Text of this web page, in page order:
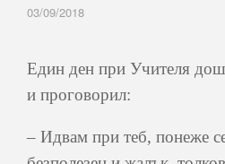
03/09/2018
Един ден при Учителя
и проговорил:
– Идвам при теб, понеже